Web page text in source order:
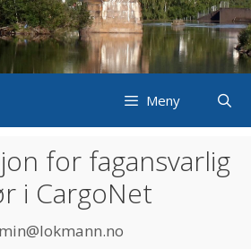
Meny
for fagansvarlig
i CargoNet